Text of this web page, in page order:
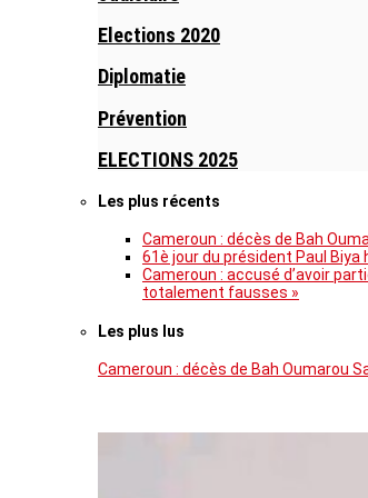
Elections 2020
Diplomatie
Prévention
ELECTIONS 2025
Les plus récents
Cameroun : décès de Bah
61è jour du président Paul Biya
Cameroun : accusé d’avoir
totalement fausses »
Les plus lus
Cameroun : décès de Bah Oumarou